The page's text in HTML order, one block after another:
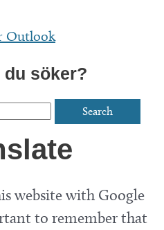
Outlook
du söker?
Search
website with Google
to remember that